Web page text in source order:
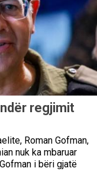
regjimit
Roman Gofman,
nuk ka mbaruar
i bëri gjatë